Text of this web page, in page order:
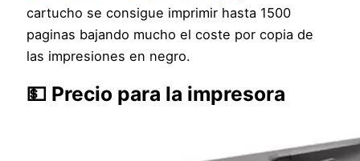
cartucho se consigue imprimir hasta 1500
paginas bajando mucho el coste por copia de
las impresiones en negro.
💵 Precio para la impresora